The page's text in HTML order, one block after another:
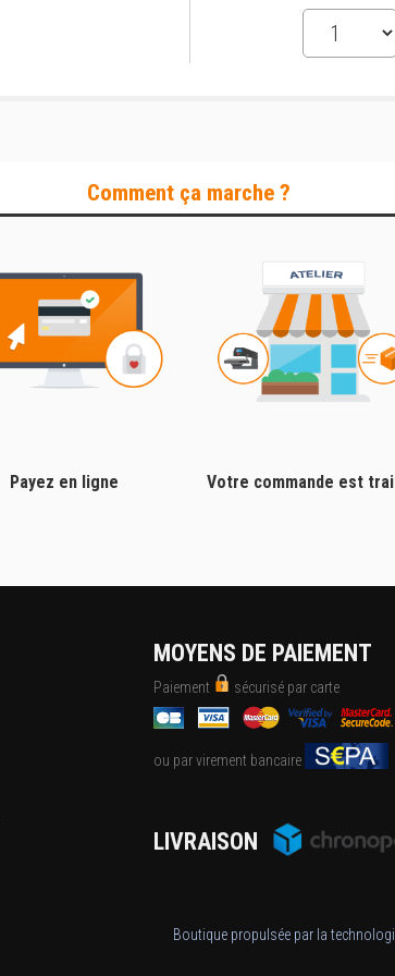
Comment ça marche ?
Payez en ligne Votre commande est
MOYENS DE PAIEMENT
Paiement sécurisé par carte
ou par virement bancaire
LIVRAISON
Boutique propulsée par la